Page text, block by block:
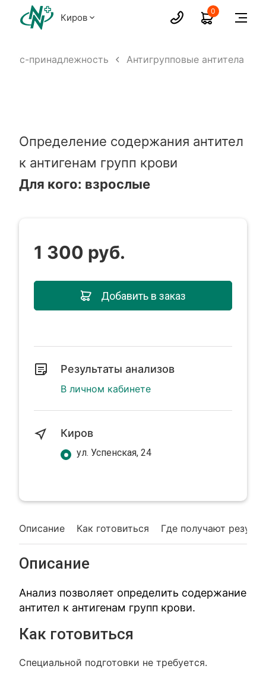
Киров
0
принадлежность Антигрупповые антитела
Определение содержания антител
к антигенам групп крови
Для кого: взрослые
Описание Как готовиться Где получают
Описание
Анализ позволяет определить содержание
антител к антигенам групп крови.
Как готовиться
Специальной подготовки не требуется.
1 300 руб.
Добавить в заказ
Результаты анализов
В личном кабинете
Киров
ул. Успенская, 24